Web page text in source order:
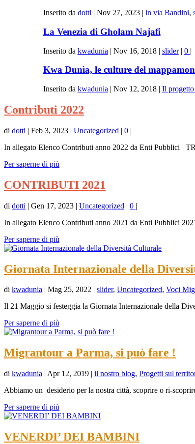
Inserito da dotti | Nov 27, 2023| in via Bandini,
La Venezia di Gholam Najafi
Inserito da kwadunia | Nov 16, 2018| slider| 0 |
Kwa Dunìa, le culture del
Inserito da kwadunia | Nov 12, 2018| Il
Contributi 2022
di dotti | Feb 3, 2023 | Uncategorized | 0 |
In allegato Elenco Contributi anno 2022 da Enti Pubblici
Per saperne di più
CONTRIBUTI 2021
di dotti | Gen 17, 2023 | Uncategorized | 0 |
In allegato Elenco Contributi anno 2021 da Enti Pubblici
Per saperne di più
Giornata Internazionale della
di kwadunia | Mag 25, 2022 | slider, Uncategorized, Voci
Il 21 Maggio si festeggia la Giornata Internazionale della
Per saperne di più
Migrantour a Parma, si può fare !
di kwadunia | Apr 12, 2019 | il nostro blog, Progetti sul
Abbiamo un desiderio per la nostra città, scoprire o ri-
Per saperne di più
VENERDI’ DEI BAMBINI